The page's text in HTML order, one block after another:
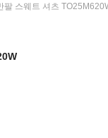
팔 스웨트 셔츠